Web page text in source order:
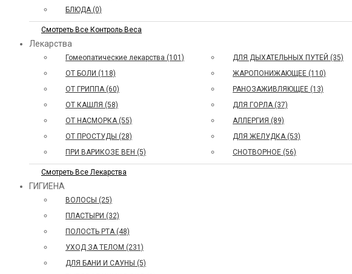
БЛЮДА (0)
Смотреть Все Контроль Веса
Лекарства
Гомеопатические лекарства (101)
ОТ БОЛИ (118)
ОТ ГРИППА (60)
ОТ КАШЛЯ (58)
ОТ НАСМОРКА (55)
ОТ ПРОСТУДЫ (28)
ПРИ ВАРИКОЗЕ ВЕН (5)
ДЛЯ ДЫХАТЕЛЬНЫХ ПУТЕЙ (35)
ЖАРОПОНИЖАЮЩЕЕ (110)
РАНОЗАЖИВЛЯЮЩЕЕ (13)
ДЛЯ ГОРЛА (37)
АЛЛЕРГИЯ (89)
ДЛЯ ЖЕЛУДКА (53)
СНОТВОРНОЕ (56)
Смотреть Все Лекарства
ГИГИЕНА
ВОЛОСЫ (25)
ПЛАСТЫРИ (32)
ПОЛОСТЬ РТА (48)
УХОД ЗА ТЕЛОМ (231)
ДЛЯ БАНИ И САУНЫ (5)